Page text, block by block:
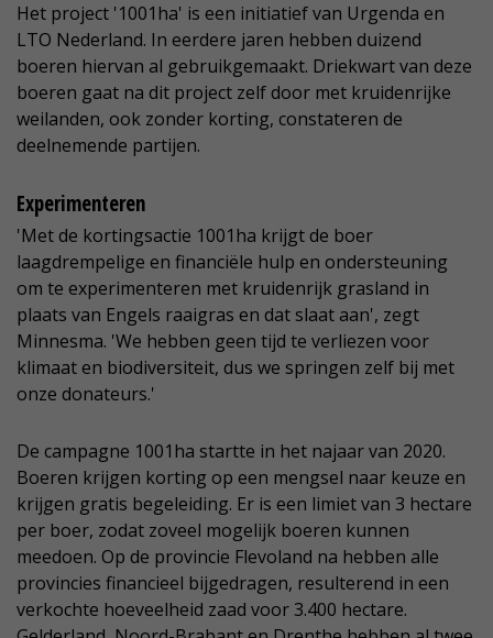
Het project '1001ha' is een initiatief van Urgenda en
LTO Nederland. In eerdere jaren hebben duizend
boeren hiervan al gebruikgemaakt. Driekwart van deze
boeren gaat na dit project zelf door met kruidenrijke
weilanden, ook zonder korting, constateren de
deelnemende partijen.
Experimenteren
'Met de kortingsactie 1001ha krijgt de boer
laagdrempelige en financiële hulp en ondersteuning
om te experimenteren met kruidenrijk grasland in
plaats van Engels raaigras en dat slaat aan', zegt
Minnesma. 'We hebben geen tijd te verliezen voor
klimaat en biodiversiteit, dus we springen zelf bij met
onze donateurs.'
De campagne 1001ha startte in het najaar van 2020.
Boeren krijgen korting op een mengsel naar keuze en
krijgen gratis begeleiding. Er is een limiet van 3 hectare
per boer, zodat zoveel mogelijk boeren kunnen
meedoen. Op de provincie Flevoland na hebben alle
provincies financieel bijgedragen, resulterend in een
verkochte hoeveelheid zaad voor 3.400 hectare.